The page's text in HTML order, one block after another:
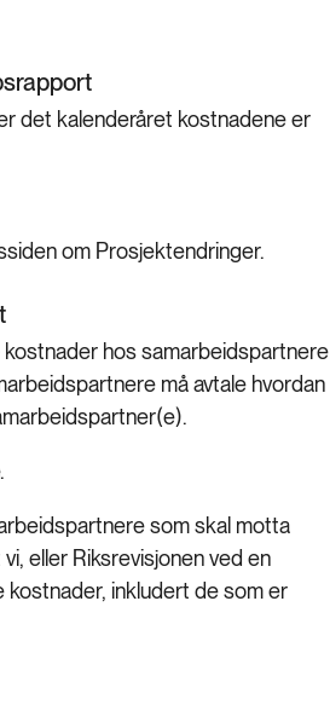
det kalenderåret kostnadene er
om Prosjektendringer.
hos samarbeidspartnere
må avtale hvordan
som skal motta
eller Riksrevisjonen ved en
inkludert de som er